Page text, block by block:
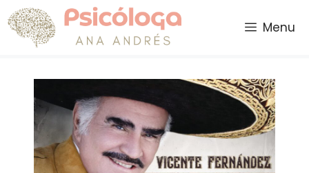
Saltar
al
contenido
Menu